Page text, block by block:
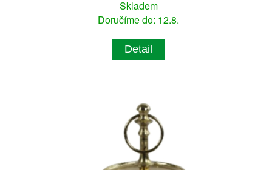
Skladem
Doručíme do: 12.8.
Detail